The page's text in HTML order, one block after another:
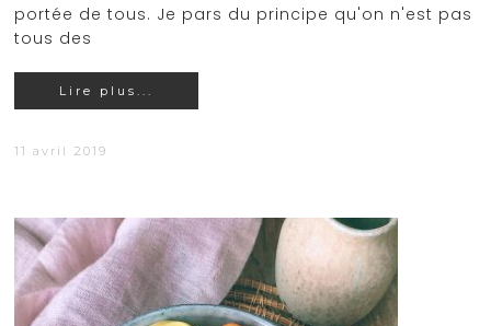
portée de tous. Je pars du principe qu'on n'est pas
tous des
Lire plus...
11 avril 2019